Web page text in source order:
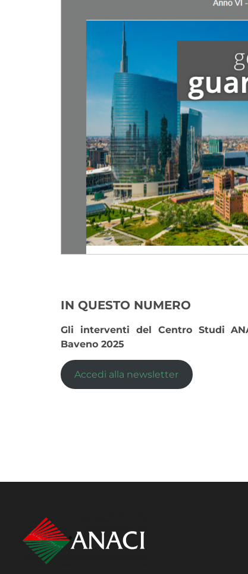
IN QUESTO NUMERO
Gli interventi del Centro Studi
Baveno 2025
Accedi alla newsletter